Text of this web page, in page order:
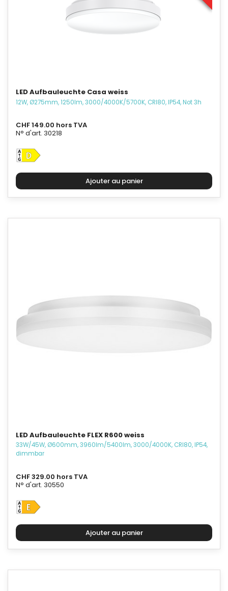
LED Aufbauleuchte Casa weiss
12W, Ø275mm, 1250lm, 3000/4000K/5700K, CRI80, IP54, Not 3h
CHF 149.00 hors TVA
N° d'art. 30218
LED Aufbauleuchte FLEX R600 weiss
33W/45W, Ø600mm, 3960lm/5400lm, 3000/4000K, CRI80, IP54,
dimmbar
CHF 329.00 hors TVA
N° d'art. 30550